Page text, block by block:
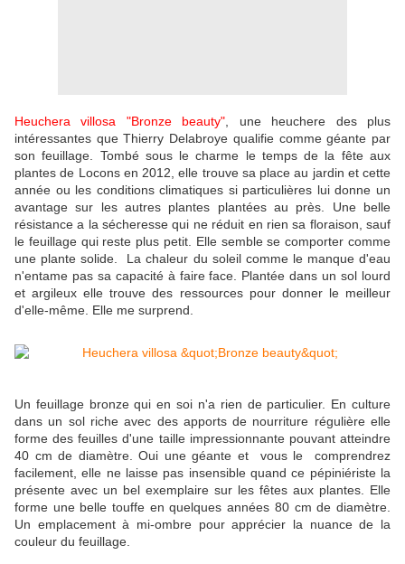
Heuchera villosa "Bronze beauty" , une heuchere des plus
intéressantes que Thierry Delabroye qualifie comme géante par
son feuillage. Tombé sous le charme le temps de la fête aux
plantes de Locons en 2012, elle trouve sa place au jardin et cette
année ou les conditions climatiques si particulières lui donne un
avantage sur les autres plantes plantées au près. Une belle
résistance a la sécheresse qui ne réduit en rien sa floraison, sauf
le feuillage qui reste plus petit. Elle semble se comporter comme
une plante solide. La chaleur du soleil comme le manque d'eau
n'entame pas sa capacité à faire face. Plantée dans un sol lourd
et argileux elle trouve des ressources pour donner le meilleur
d'elle-même. Elle me surprend.
Un feuillage bronze qui en soi n'a rien de particulier. En culture
dans un sol riche avec des apports de nourriture régulière elle
forme des feuilles d'une taille impressionnante pouvant atteindre
40 cm de diamètre. Oui une géante et vous le comprendrez
facilement, elle ne laisse pas insensible quand ce pépiniériste la
présente avec un bel exemplaire sur les fêtes aux plantes. Elle
forme une belle touffe en quelques années 80 cm de diamètre.
Un emplacement à mi-ombre pour apprécier la nuance de la
couleur du feuillage.